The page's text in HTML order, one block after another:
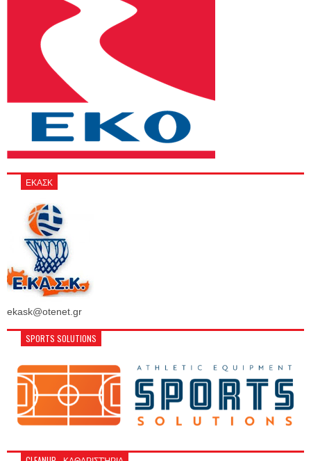
ΕΚΑΣΚ
ekask@otenet.gr
SPORTS SOLUTIONS